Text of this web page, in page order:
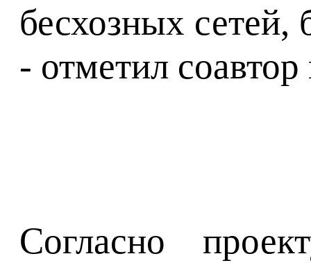
бесхозных сетей,
- отметил
Согласно